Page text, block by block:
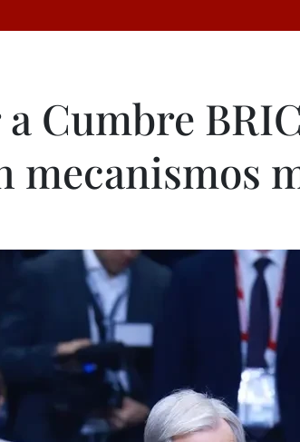
Cumbre
mecanismos